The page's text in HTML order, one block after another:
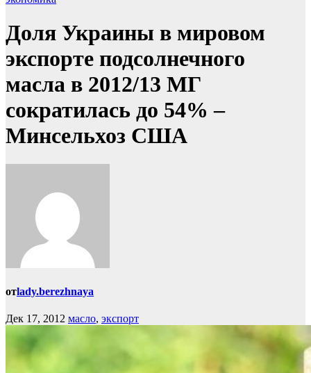
Доля Украины в мировом
экспорте подсолнечного
масла в 2012/13 МГ
сократилась до 54% –
Минсельхоз США
отlady.berezhnaya
Дек 17, 2012 масло, экспорт